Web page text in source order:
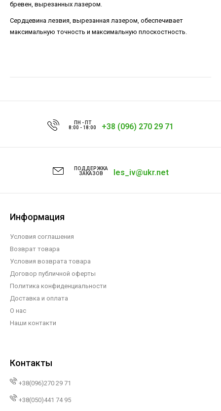
бревен, вырезанных лазером.
Сердцевина лезвия, вырезанная лазером, обеспечивает
максимальную точность и максимальную плоскостность.
ПН - ПТ
8:00 - 18:00
+38 (096) 270 29 71
ПОДДЕРЖКА
ЗАКАЗОВ
les_iv@ukr.net
Информация
Условия соглашения
Возврат товара
Условия возврата товара
Договор публичной оферты
Политика конфиденциальности
Доставка и оплата
О нас
Наши контакти
Контакты
+38(096)270 29 71
+38(050)441 74 95